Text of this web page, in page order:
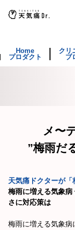
Home クリ
プロダクト
ブ
メ〜
”梅雨だ
天気痛ドクターが
梅雨に増える気象病
さに対応策は
梅雨に増える気象病